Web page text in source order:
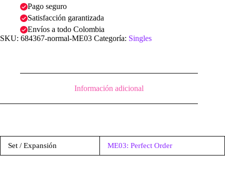
Pago seguro
Satisfacción garantizada
Envíos a todo Colombia
SKU: 684367-normal-ME03 Categoría: Singles
Información adicional
Set / Expansión ME03: Perfect Order